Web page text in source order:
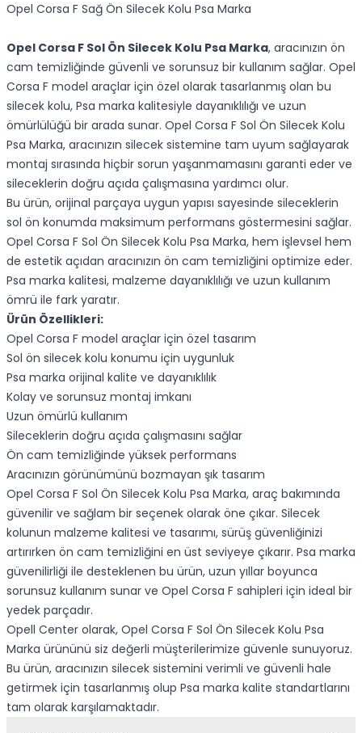
Opel Corsa F Sağ Ön Silecek Kolu Psa Marka
Opel Corsa F Sol Ön Silecek Kolu Psa Marka, aracınızın ön
cam temizliğinde güvenli ve sorunsuz bir kullanım sağlar. Opel
Corsa F model araçlar için özel olarak tasarlanmış olan bu
silecek kolu, Psa marka kalitesiyle dayanıklılığı ve uzun
ömürlülüğü bir arada sunar. Opel Corsa F Sol Ön Silecek Kolu
Psa Marka, aracınızın silecek sistemine tam uyum sağlayarak
montaj sırasında hiçbir sorun yaşanmamasını garanti eder ve
sileceklerin doğru açıda çalışmasına yardımcı olur.
Bu ürün, orijinal parçaya uygun yapısı sayesinde sileceklerin
sol ön konumda maksimum performans göstermesini sağlar.
Opel Corsa F Sol Ön Silecek Kolu Psa Marka, hem işlevsel hem
de estetik açıdan aracınızın ön cam temizliğini optimize eder.
Psa marka kalitesi, malzeme dayanıklılığı ve uzun kullanım
ömrü ile fark yaratır.
Ürün Özellikleri:
Opel Corsa F model araçlar için özel tasarım
Sol ön silecek kolu konumu için uygunluk
Psa marka orijinal kalite ve dayanıklılık
Kolay ve sorunsuz montaj imkanı
Uzun ömürlü kullanım
Sileceklerin doğru açıda çalışmasını sağlar
Ön cam temizliğinde yüksek performans
Aracınızın görünümünü bozmayan şık tasarım
Opel Corsa F Sol Ön Silecek Kolu Psa Marka, araç bakımında
güvenilir ve sağlam bir seçenek olarak öne çıkar. Silecek
kolunun malzeme kalitesi ve tasarımı, sürüş güvenliğinizi
artırırken ön cam temizliğini en üst seviyeye çıkarır. Psa marka
güvenilirliği ile desteklenen bu ürün, uzun yıllar boyunca
sorunsuz kullanım sunar ve Opel Corsa F sahipleri için ideal bir
yedek parçadır.
Opell Center olarak, Opel Corsa F Sol Ön Silecek Kolu Psa
Marka ürününü siz değerli müşterilerimize güvenle sunuyoruz.
Bu ürün, aracınızın silecek sistemini verimli ve güvenli hale
getirmek için tasarlanmış olup Psa marka kalite standartlarını
tam olarak karşılamaktadır.